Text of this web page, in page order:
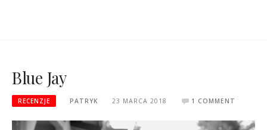
Blue Jay
RECENZJE PATRYK 23 MARCA 2018 1 COMMENT